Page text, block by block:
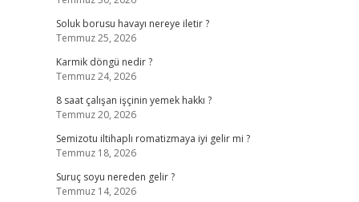
Soluk borusu havayı nereye iletir ?
Temmuz 25, 2026
Karmik döngü nedir ?
Temmuz 24, 2026
8 saat çalışan işçinin yemek hakkı ?
Temmuz 20, 2026
Semizotu iltihaplı romatizmaya iyi gelir mi ?
Temmuz 18, 2026
Suruç soyu nereden gelir ?
Temmuz 14, 2026